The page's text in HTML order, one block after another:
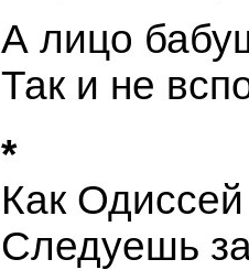
А лицо
Так и не
*
Как Одиссей
Следуешь